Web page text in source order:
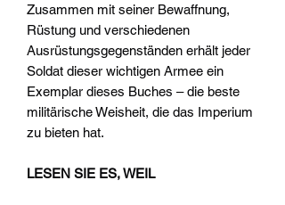
Zusammen mit seiner Bewaffnung,
Rüstung und verschiedenen
Ausrüstungsgegenständen erhält jeder
Soldat dieser wichtigen Armee ein
Exemplar dieses Buches – die beste
militärische Weisheit, die das Imperium
zu bieten hat.
LESEN SIE ES, WEIL